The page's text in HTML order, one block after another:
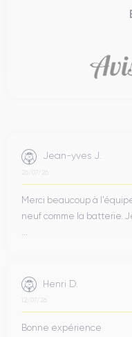
Jean-yves J.
26/07/26
Merci beaucoup à
neuf comme la batterie.
Henri D.
12/07/26
Bonne expérience